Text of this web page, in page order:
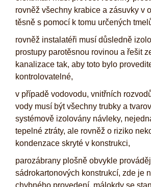
rovněž všechny krabice a zásuvky v
těsně s pomocí k tomu určených
rovněž instalatéři musí důsledně
prostupy parotěsnou rovinou a řešit
kanalizace tak, aby toto bylo
kontrolovatelné,
v případě vodovodu, vnitřních
vody musí být všechny trubky a
systémově izolovány návleky,
tepelné ztráty, ale rovněž o riziko
kondenzace skryté v konstrukci,
parozábrany plošně obvykle
sádrokartonových konstrukcí, zde je